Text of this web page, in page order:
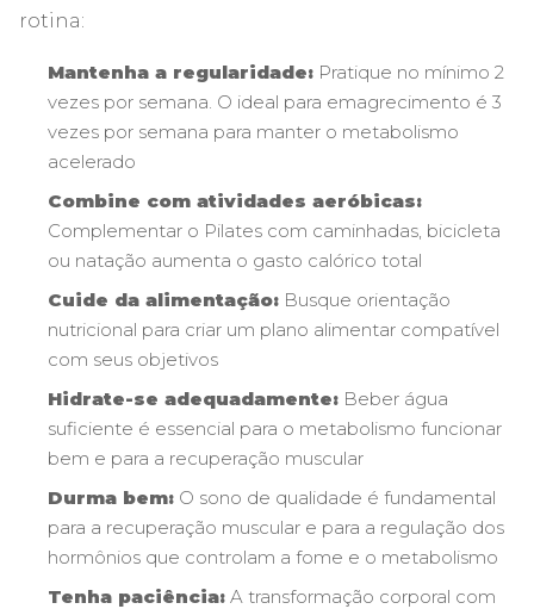
rotina:
Mantenha a regularidade: Pratique no mínimo 2
vezes por semana. O ideal para emagrecimento é 3
vezes por semana para manter o metabolismo
acelerado
Combine com atividades aeróbicas:
Complementar o Pilates com caminhadas, bicicleta
ou natação aumenta o gasto calórico total
Cuide da alimentação: Busque orientação
nutricional para criar um plano alimentar compatível
com seus objetivos
Hidrate-se adequadamente: Beber água
suficiente é essencial para o metabolismo funcionar
bem e para a recuperação muscular
Durma bem: O sono de qualidade é fundamental
para a recuperação muscular e para a regulação dos
hormônios que controlam a fome e o metabolismo
Tenha paciência: A transformação corporal com